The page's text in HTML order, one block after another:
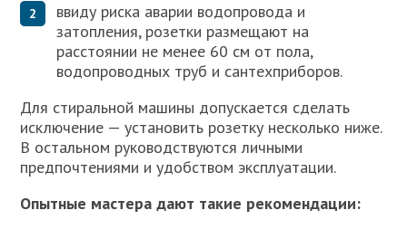
ввиду риска аварии водопровода и
затопления, розетки размещают на
расстоянии не менее 60 см от пола,
водопроводных труб и сантехприборов.
Для стиральной машины допускается сделать
исключение — установить розетку несколько ниже.
В остальном руководствуются личными
предпочтениями и удобством эксплуатации.
Опытные мастера дают такие рекомендации: